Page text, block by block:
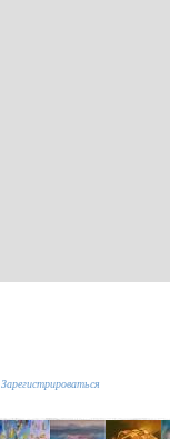
Зарегистрироваться